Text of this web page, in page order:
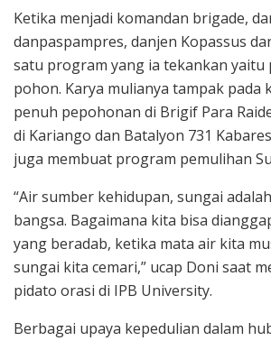
Ketika menjadi komandan brigade,
danpaspampres, danjen Kopassus
satu program yang ia tekankan yaitu
pohon. Karya mulianya tampak pada
penuh pepohonan di Brigif Para
di Kariango dan Batalyon 731
juga membuat program pemulihan
“Air sumber kehidupan, sungai
bangsa. Bagaimana kita bisa
yang beradab, ketika mata air kita
sungai kita cemari,” ucap Doni saat
pidato orasi di IPB University.
Berbagai upaya kepedulian dalam